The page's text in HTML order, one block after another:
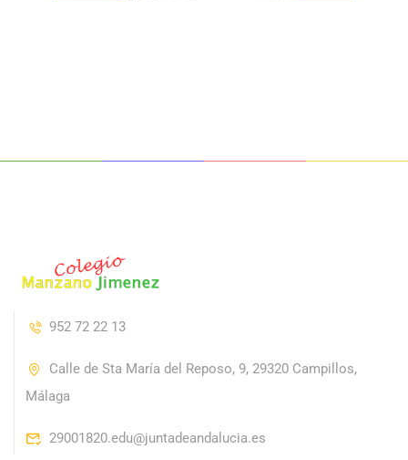
952 72 22 13
Calle de Sta María del Reposo, 9, 29320 Campillos,
Málaga
29001820.edu@juntadeandalucia.es